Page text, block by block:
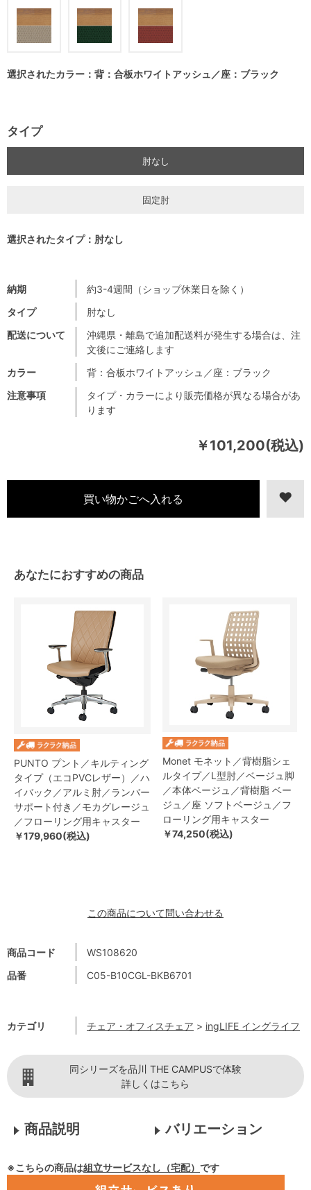
￥101,200(税込)
商品コード
WS108620
品番
C05-B10CGL-BKB6701
カテゴリ チェア・オフィスチェア > ingLIFE イングライフ
注意事項
タイプ・カラーにより販売価格が異なる場合があ
ります
配送について
沖縄県・離島で追加配送料が発生する場合は、注
文後にご連絡します
納期
約3-4週間（ショップ休業日を除く）
タイプ
肘なし
カラー 背：合板ホワイトアッシュ／座：ブラック
選択されたカラー：背：合板ホワイトアッシュ／座：ブラック
タイプ
肘なし
固定肘
選択されたタイプ：肘なし
あなたにおすすめの商品
PUNTO プント／キルティング
タイプ（エコPVCレザー）／ハ
イバック／アルミ肘／ランバー
サポート付き／モカグレージュ
／フローリング用キャスター
￥179,960(税込)
Monet モネット／背樹脂シェ
ルタイプ／L型肘／ベージュ脚
／本体ベージュ／背樹脂 ベー
ジュ／座 ソフトベージュ／フ
ローリング用キャスター
￥74,250(税込)
この商品について問い合わせる
同シリーズを品川 THE CAMPUSで体験
詳しくはこちら
商品説明 バリエーション
※こちらの商品は組立サービスなし（宅配） です